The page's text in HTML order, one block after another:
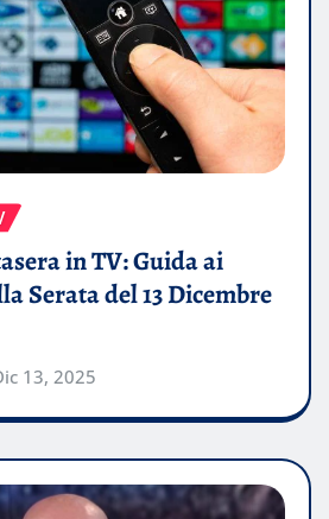
in TV: Guida ai
Serata del 13 Dicembre
13, 2025